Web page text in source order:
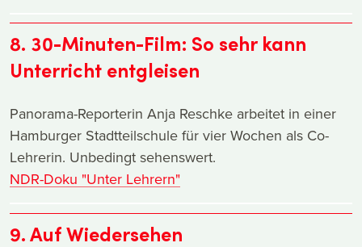
8. 30-Minuten-Film: So sehr kann
Unterricht entgleisen
Panorama-Reporterin Anja Reschke arbeitet in einer
Hamburger Stadtteilschule für vier Wochen als Co-
Lehrerin. Unbedingt sehenswert.
NDR-Doku "Unter Lehrern"
9. Auf Wiedersehen